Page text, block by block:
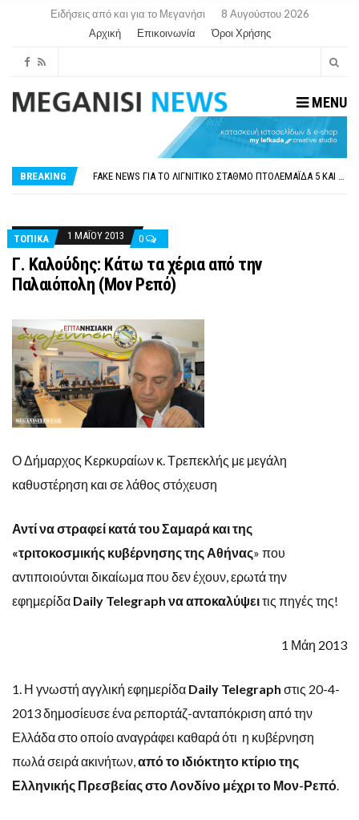
Ειδήσεις από και για το Μεγανήσι
8 Αυγούστου 2026
Αρχική
Επικοινωνία Όροι Χρήσης
MENU
BREAKING
ΠΑΡΑΙΤΉΘΗΚΕ Η ΑΝΤΙΔΉΜΑΡΧΟΣ ΠΟΛΙΤΙΣΜΟΎ ΜΕΓΑΝΗΣΊΟΥ Κ . ΕΥΑΓΓΕΛΊΑ ΜΕΛΆ. Η ΕΠΙΣΤΟΛΉ ΤΗΣ ΠΑΡΑΊΤΗΣΗΣ
FAKE NEWS ΓΙΑ ΤΟ ΛΙΓΝΙΤΙΚΌ ΣΤΑΘΜΌ ΠΤΟΛΕΜΑΪ́ΔΑ 5 ΚΑΙ ΤΗΝ ΕΝΕΡΓΕΙΑΚΉ ΑΣΦΆΛΕΙΑ ΤΗΣ ΧΏΡΑΣ
ΤΟΠΙΚΑ
1 ΜΑΪ́ΟΥ 2013 0
Γ. Καλούδης: Κάτω τα χέρια από την
Παλαιόπολη (Μον Ρεπό)
Ο Δήμαρχος Κερκυραίων κ. Τρεπεκλής με μεγάλη
καθυστέρηση και σε λάθος στόχευση
Αντί να στραφεί κατά του Σαμαρά και της
«τριτοκοσμικής κυβέρνησης της Αθήνας» που
αντιποιούνται δικαίωμα που δεν έχουν, ερωτά την
εφημερίδα Daily Telegraph να αποκαλύψειτις πηγές της!
1 Μάη 2013
1. Η γνωστή αγγλική εφημερίδα Daily Telegraph στις 20-4-
2013δημοσίευσε ένα ρεπορτάζ-ανταπόκριση από την
Ελλάδαστο οποίο αναγράφει καθαρά ότι η κυβέρνηση
πωλά σειρά ακινήτων, από το ιδιόκτητο κτίριο της
Ελληνικής Πρεσβείας στο Λονδίνο μέχρι το Μον-Ρεπό